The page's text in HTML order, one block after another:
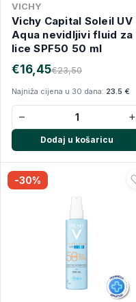
VICHY
Vichy Capital Soleil UV
Aqua nevidljivi fluid za
lice SPF50 50 ml
€23,50
€16,45
Najniža cijena u 30 dana: 23.5 €
− +
Dodaj u košaricu
-30%